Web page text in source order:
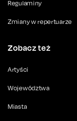
Regulaminy
Zmiany w repertuarze
Zobacz też
Artyści
Województwa
Miasta